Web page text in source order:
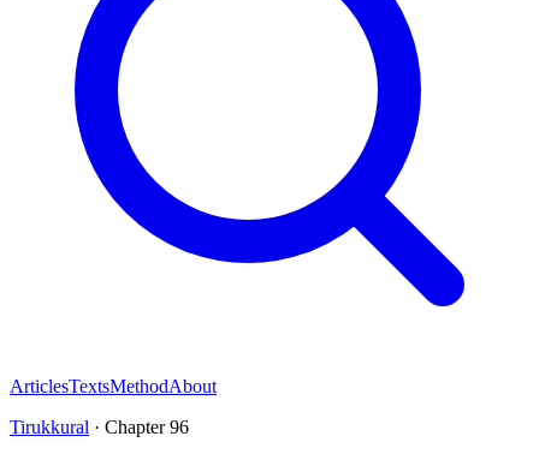
ArticlesTextsMethodAbout
Tirukkural · Chapter96